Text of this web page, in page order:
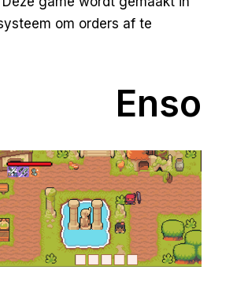
om orders af te
Enso